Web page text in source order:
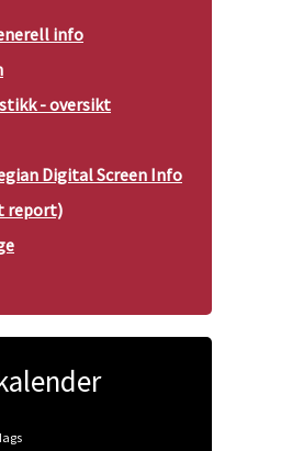
info
- oversikt
Digital Screen Info
report)